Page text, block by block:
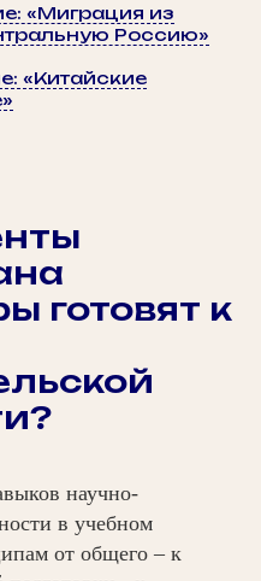
«Миграция из
Россию»
«Китайские
готовят к
научно-
в учебном
от общего – к